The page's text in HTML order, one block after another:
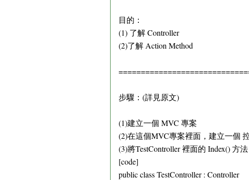
目的：
(1) 了解 Controller
(2)了解 Action Method
步驟：(詳見原文)
(1)建立一個 MVC 專案
(2)在這個MVC專案裡面，建立一個
(3)將TestController 裡面的 Index() 方
[code]
public class TestController : Controller